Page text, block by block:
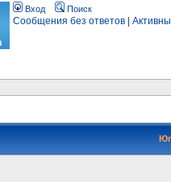
Вход Поиск
Сообщения без ответов